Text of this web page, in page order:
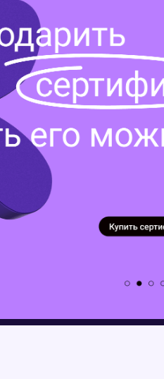
и мероприятий,